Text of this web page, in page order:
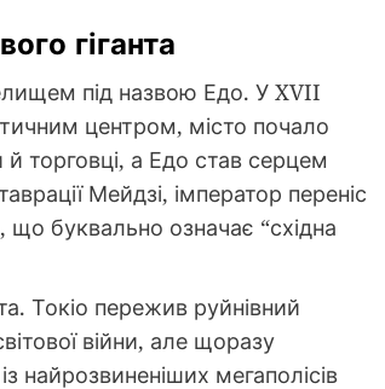
гіганта
під назвою Едо. У XVII
центром, місто почало
торговці, а Едо став серцем
Мейдзі, імператор переніс
буквально означає “східна
Токіо пережив руйнівний
війни, але щоразу
найрозвиненіших мегаполісів